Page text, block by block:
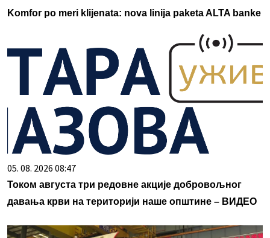
Komfor po meri klijenata: nova linija paketa ALTA banke
05. 08. 2026 08:47
Током августа три редовне акције добровољног
давања крви на територији наше општине – ВИДЕО